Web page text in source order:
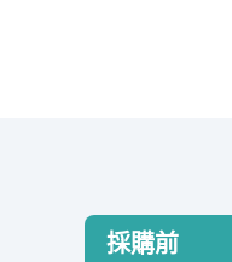
採購前